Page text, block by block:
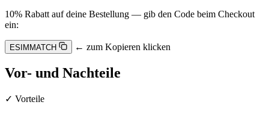
10% Rabatt auf deine Bestellung — gib den Code beim Checkout
ein:
ESIMMATCH ← zum Kopieren klicken
Vor- und Nachteile
✓ Vorteile